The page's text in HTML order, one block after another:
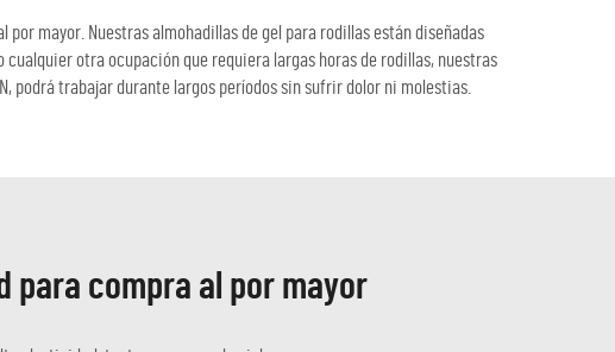
por mayor. Nuestras almohadillas de gel para rodillas están diseñadas
otra ocupación que requiera largas horas de rodillas, nuestras
podrá trabajar durante largos períodos sin sufrir dolor ni molestias.
para compra al por mayor